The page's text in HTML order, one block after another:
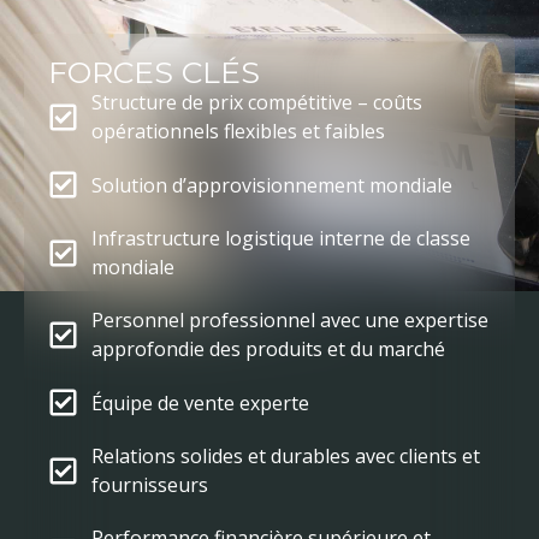
FORCES CLÉS
Structure de prix compétitive – coûts
opérationnels flexibles et faibles
Solution d’approvisionnement mondiale
Infrastructure logistique interne de classe
mondiale
Personnel professionnel avec une expertise
approfondie des produits et du marché
Équipe de vente experte
Relations solides et durables avec clients et
fournisseurs